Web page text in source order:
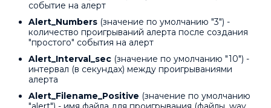
событие на алерт
Alert_Numbers (значение по умолчанию "3") -
количество проигрываний алерта после создания
"простого" события на алерт
Alert_Interval_sec (значение по умолчанию "10") -
интервал (в секундах) между проигрываниями
алерта
Alert_Filename_Positive (значение по умолчанию